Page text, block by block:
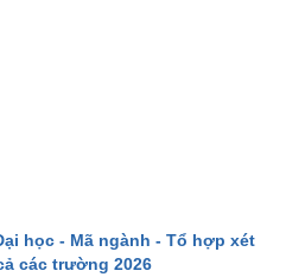
học - Mã ngành - Tổ hợp xét
các trường 2026